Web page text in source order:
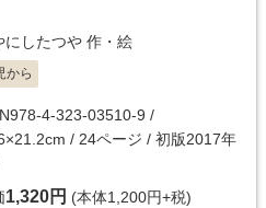
にしたつや 作・絵
から
4-323-03510-9 /
/ 24ページ / 初版2017年
1,320円 (本体1,200円+税)